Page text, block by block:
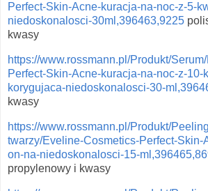
Perfect-Skin-Acne-kuracja-na-noc-z-5-
niedoskonalosci-30ml,396463,9225
kwasy
https://www.rossmann.pl/Produkt/
Perfect-Skin-Acne-kuracja-na-noc-z-10-
korygujaca-niedoskonalosci-30-
kwasy
https://www.rossmann.pl/Produkt/
twarzy/Eveline-Cosmetics-Perfect-Skin-
on-na-niedoskonalosci-15-
propylenowy i kwasy